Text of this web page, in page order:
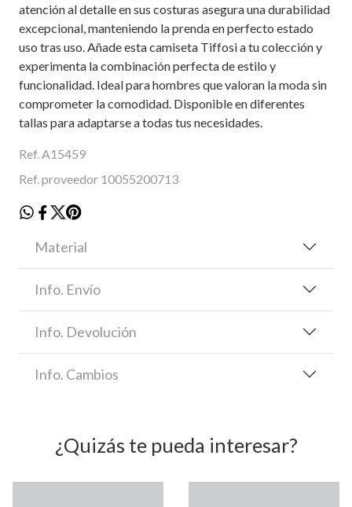
atención al detalle en sus costuras asegura una durabilidad
excepcional, manteniendo la prenda en perfecto estado
uso tras uso. Añade esta camiseta Tiffosi a tu colección y
experimenta la combinación perfecta de estilo y
funcionalidad. Ideal para hombres que valoran la moda sin
comprometer la comodidad. Disponible en diferentes
tallas para adaptarse a todas tus necesidades.
Ref. A15459
Ref. proveedor 10055200713
Material
Info. Envío
Info. Devolución
Info. Cambios
¿Quizás te pueda interesar?